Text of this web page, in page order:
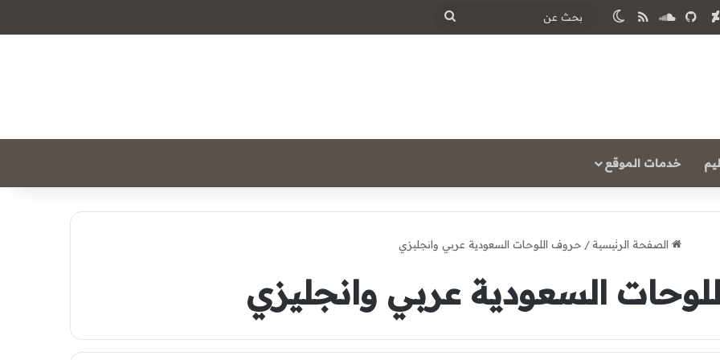
‏DeviantArt ساوند كلاود
ملخص الموقع RSS
الوضع المظلم
بحث
خدمات الموقع
الصفحة الرئيسية/ حروف اللوحات السعودية عربي وانجليزي
السعودية عربي وانجليزي